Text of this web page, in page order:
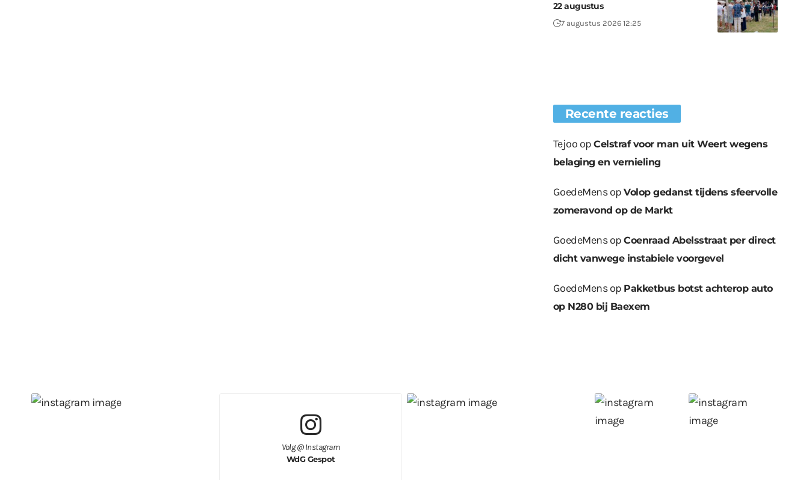
22 augustus
7 augustus 2026 12:25
Recente reacties
Tejoo opCelstraf voor man uit Weert wegens
belaging en vernieling
GoedeMensopVolop gedanst tijdens sfeervolle
zomeravond op de Markt
GoedeMensopCoenraad Abelsstraat per direct
dicht vanwege instabiele voorgevel
GoedeMensop Pakketbus botst achterop auto
op N280 bij Baexem
Volg @ Instagram
WdG Gespot